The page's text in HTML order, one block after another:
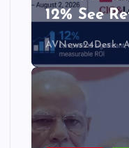
12% See
AVNews24Desk